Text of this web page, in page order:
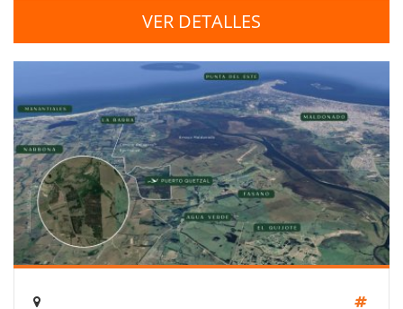
VER DETALLES